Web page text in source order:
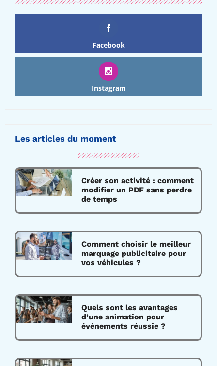
Facebook
Instagram
Les articles du moment
Créer son activité : comment
modifier un PDF sans perdre
de temps
Comment choisir le meilleur
marquage publicitaire pour
vos véhicules ?
Quels sont les avantages
d’une animation pour
événements réussie ?